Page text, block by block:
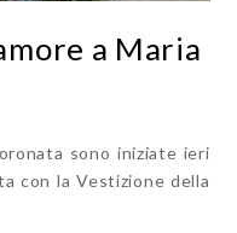
a Maria
sono iniziate ieri
con la Vestizione della